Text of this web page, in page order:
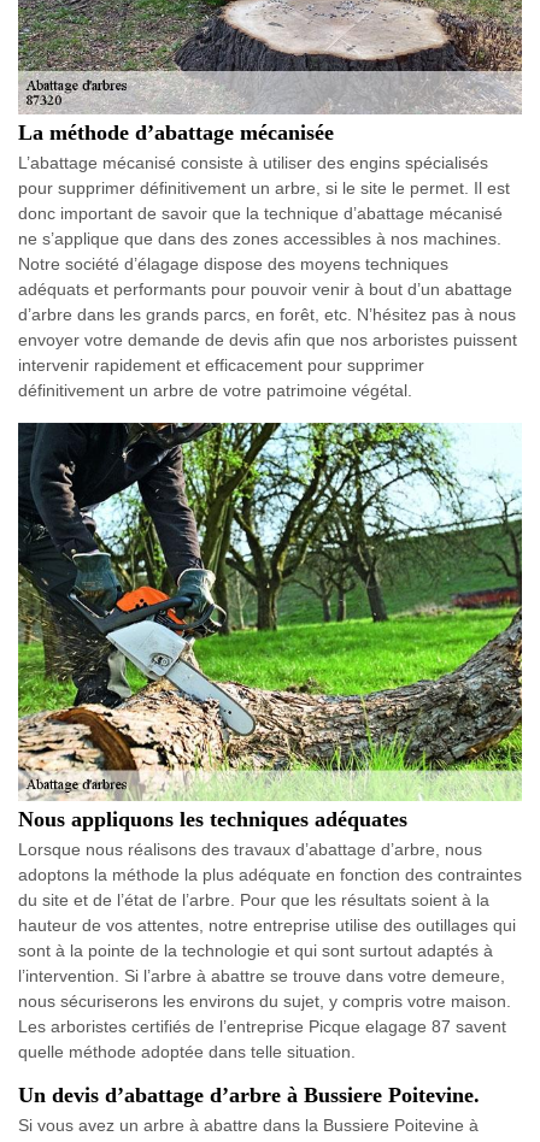
La méthode d’abattage mécanisée
L’abattage mécanisé consiste à utiliser des engins spécialisés
pour supprimer définitivement un arbre, si le site le permet. Il est
donc important de savoir que la technique d’abattage mécanisé
ne s’applique que dans des zones accessibles à nos machines.
Notre société d’élagage dispose des moyens techniques
adéquats et performants pour pouvoir venir à bout d’un abattage
d’arbre dans les grands parcs, en forêt, etc. N’hésitez pas à nous
envoyer votre demande de devis afin que nos arboristes puissent
intervenir rapidement et efficacement pour supprimer
définitivement un arbre de votre patrimoine végétal.
Nous appliquons les techniques adéquates
Lorsque nous réalisons des travaux d’abattage d’arbre, nous
adoptons la méthode la plus adéquate en fonction des contraintes
du site et de l’état de l’arbre. Pour que les résultats soient à la
hauteur de vos attentes, notre entreprise utilise des outillages qui
sont à la pointe de la technologie et qui sont surtout adaptés à
l’intervention. Si l’arbre à abattre se trouve dans votre demeure,
nous sécuriserons les environs du sujet, y compris votre maison.
Les arboristes certifiés de l’entreprise Picque elagage 87 savent
quelle méthode adoptée dans telle situation.
Un devis d’abattage d’arbre à Bussiere Poitevine.
Si vous avez un arbre à abattre dans la Bussiere Poitevine à